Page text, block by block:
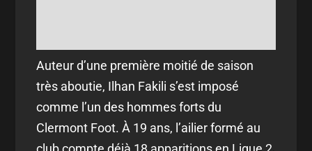
Auteur d’une première moitié de saison
très aboutie, Ilhan Fakili s’est imposé
comme l’un des hommes forts du
Clermont Foot. À 19 ans, l’ailier formé au